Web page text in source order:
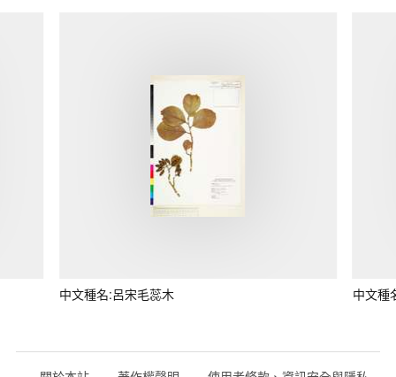
中文種名:呂宋毛蕊木 中文種